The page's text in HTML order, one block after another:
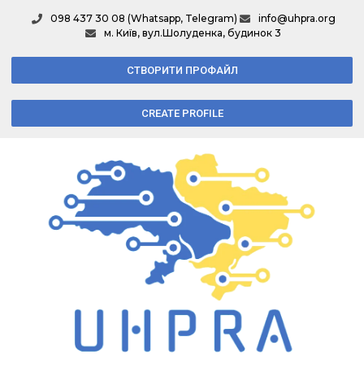
098 437 30 08 (Whatsapp, Telegram)
info@uhpra.org
м. Київ, вул.Шолуденка, будинок 3
СТВОРИТИ ПРОФАЙЛ
CREATE PROFILE